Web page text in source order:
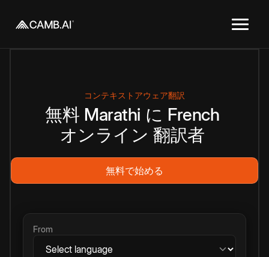
コンテキストアウェア翻訳
無料 Marathi に French
オンライン 翻訳者
無料で始める
From